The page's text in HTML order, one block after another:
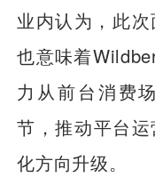
业内认为，此
也意味着
力从前台消费
节，推动平台
化方向升级。